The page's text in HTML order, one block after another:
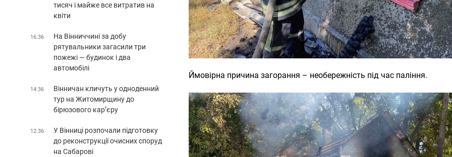
Ймовірна причина загорання – необережність під час паління.
тисяч і майже все витратив на
квіти
16:36
На Вінниччині за добу
рятувальники загасили три
пожежі — будинок і два
автомобілі
14:36
Вінничан кличуть у одноденний
тур на Житомирщину до
бірюзового кар’єру
12:36
У Вінниці розпочали підготовку
до реконструкції очисних споруд
на Сабарові